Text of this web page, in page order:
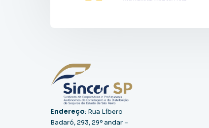
Endereço: Rua Líbero
Badaró, 293, 29º andar –